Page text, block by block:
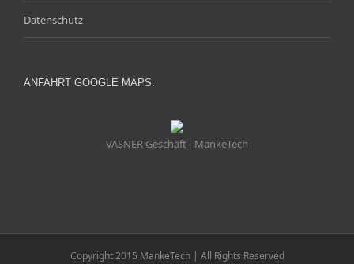
Datenschutz
ANFAHRT GOOGLE MAPS:
VASNER Geschäft - MankeTech
Copyright 2015 MankeTech | All Rights Reserved